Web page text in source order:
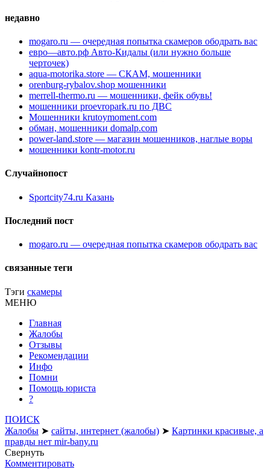
недавно
mogaro.ru — очередная попытка скамеров ободрать вас
евро—авто.рф Авто-Кидалы (или нужно больше
черточек)
aqua-motorika.store — СКАМ, мошенники
orenburg-rybalov.shop мошенники
merrell-thermo.ru — мошенники, фейк обувь!
мошенники proevropark.ru по ДВС
Мошенники krutoymoment.com
обман, мошенники domalp.com
power-land.store — магазин мошенников, наглые воры
мошенники kontr-motor.ru
Случайнопост
Sportcity74.ru Казань
Последний пост
mogaro.ru — очередная попытка скамеров ободрать вас
связанные теги
Тэги скамеры
МЕНЮ
Главная
Жалобы
Отзывы
Рекомендации
Инфо
Помни
Помощь юриста
?
ПОИСК
Жалобы ➤ сайты, интернет (жалобы) ➤ Картинки красивые, а
правды нет mir-bany.ru
Свернуть
Комментировать